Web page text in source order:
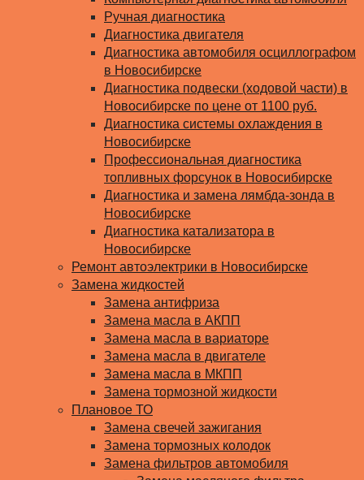
Ручная диагностика
Диагностика двигателя
Диагностика автомобиля осциллографом
в Новосибирске
Диагностика подвески (ходовой части) в
Новосибирске по цене от 1100 руб.
Диагностика системы охлаждения в
Новосибирске
Профессиональная диагностика
топливных форсунок в Новосибирске
Диагностика и замена лямбда-зонда в
Новосибирске
Диагностика катализатора в
Новосибирске
Ремонт автоэлектрики в Новосибирске
Замена жидкостей
Замена антифриза
Замена масла в АКПП
Замена масла в вариаторе
Замена масла в двигателе
Замена масла в МКПП
Замена тормозной жидкости
Плановое ТО
Замена свечей зажигания
Замена тормозных колодок
Замена фильтров автомобиля